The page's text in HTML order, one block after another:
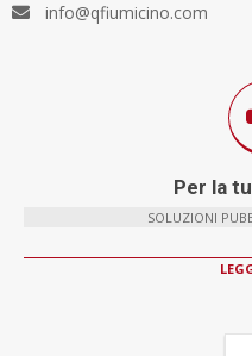
info@qfiumicino.com
Per la
SOLUZIONI